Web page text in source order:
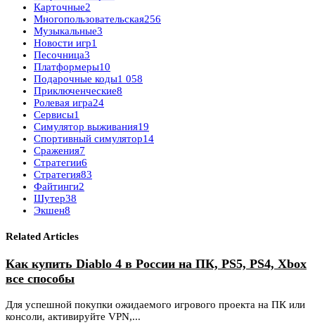
Карточные2
Многопользовательская256
Музыкальные3
Новости игр1
Песочница3
Платформеры10
Подарочные коды1 058
Приключенческие8
Ролевая игра24
Сервисы1
Симулятор выживания19
Спортивный симулятор14
Сражения7
Стратегии6
Стратегия83
Файтинги2
Шутер38
Экшен8
Related Articles
Как купить Diablo 4 в России на ПК, PS5, PS4, Xbox
все способы
Для успешной покупки ожидаемого игрового проекта на ПК или
консоли, активируйте VPN,...